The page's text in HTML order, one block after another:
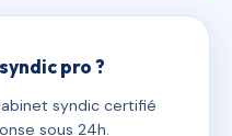
pro ?
syndic certifié
sous 24h.